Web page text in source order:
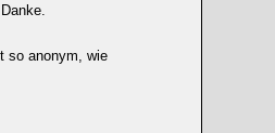
so anonym, wie